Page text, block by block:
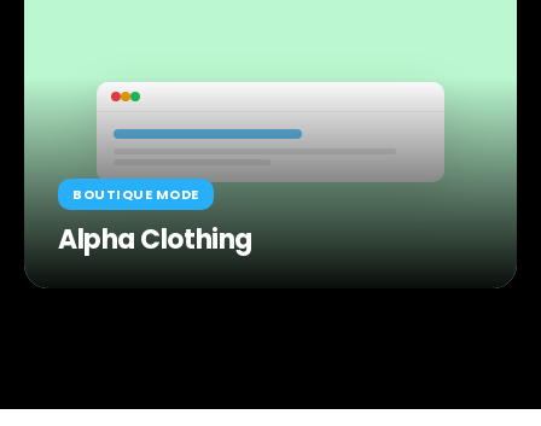
BOUTIQUE MODE
Alpha Clothing